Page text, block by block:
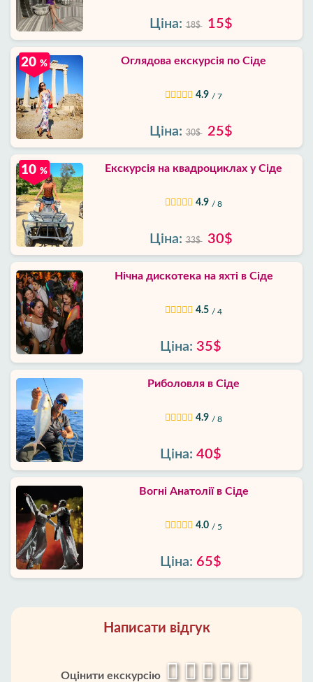
Ціна: 18$ 15$
20 % Оглядова екскурсія по Сіде
4.9 / 7
Ціна: 30$ 25$
10 % Екскурсія на квадроциклах у Сіде
4.9 / 8
Ціна: 33$ 30$
Нічна дискотека на яхті в Сіде
4.5 / 4
Ціна: 35$
Риболовля в Сіде
4.9 / 8
Ціна: 40$
Вогні Анатолії в Сіде
4.0 / 5
Ціна: 65$
Написати відгук
Оцінити екскурсію